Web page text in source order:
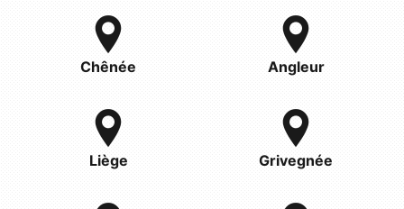
Chênée Angleur
Liège Grivegnée